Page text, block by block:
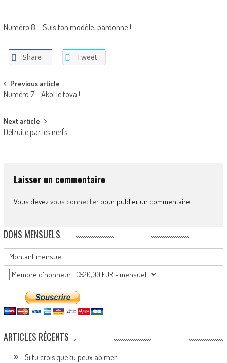
Numéro 8 – Suis ton modèle, pardonne !
Share Tweet
Post
navigation
Previous article
Numéro 7 – Akol le tova !
Next article
Détruite par les nerfs………
Laisser un commentaire
Vous devezvous connecterpour publier un commentaire.
DONS MENSUELS
Montant mensuel
ARTICLES RÉCENTS
Si tu crois que tu peux abimer…